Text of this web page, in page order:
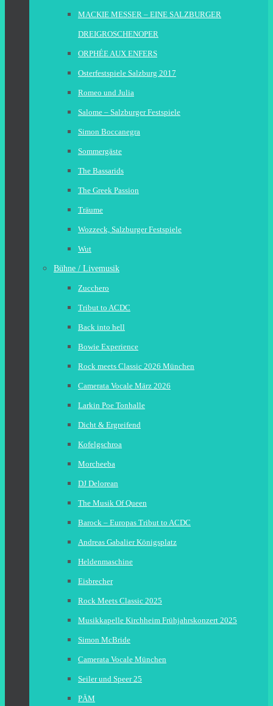
MACKIE MESSER – EINE SALZBURGER
DREIGROSCHENOPER
ORPHÉE AUX ENFERS
Osterfestspiele Salzburg 2017
Romeo und Julia
Salome – Salzburger Festspiele
Simon Boccanegra
Sommergäste
The Bassarids
The Greek Passion
Träume
Wozzeck, Salzburger Festspiele
Wut
Bühne / Livemusik
Zucchero
Tribut to ACDC
Back into hell
Bowie Experience
Rock meets Classic 2026 München
Camerata Vocale März 2026
Larkin Poe Tonhalle
Dicht & Ergreifend
Kofelgschroa
Morcheeba
DJ Delorean
The Musik Of Queen
Barock – Europas Tribut to ACDC
Andreas Gabalier Königsplatz
Heldenmaschine
Eisbrecher
Rock Meets Classic 2025
Musikkapelle Kirchheim Frühjahrskonzert 2025
Simon McBride
Camerata Vocale München
Seiler und Speer 25
PÄM